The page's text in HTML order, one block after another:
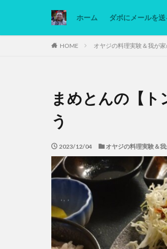
ホーム ダボにメールを送
HOME オヤジの料理実験＆我が家
まめとんの【
う
2023/12/04 オヤジの料理実験＆